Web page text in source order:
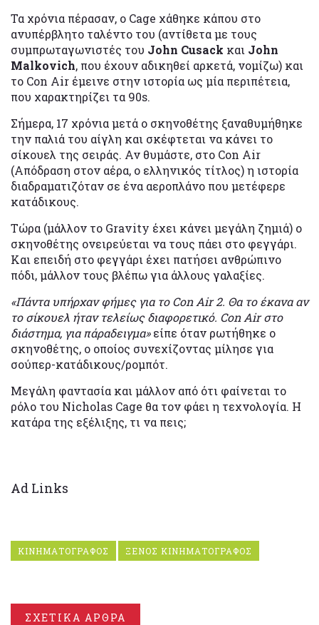
Τα χρόνια πέρασαν, ο Cage χάθηκε κάπου στο
ανυπέρβλητο ταλέντο του (αντίθετα με τους
συμπρωταγωνιστές του John Cusack και John
Malkovich, που έχουν αδικηθεί αρκετά, νομίζω) και
το Con Air έμεινε στην ιστορία ως μία περιπέτεια,
που χαρακτηρίζει τα 90s.
Σήμερα, 17 χρόνια μετά ο σκηνοθέτης ξαναθυμήθηκε
την παλιά του αίγλη και σκέφτεται να κάνει το
σίκουελ της σειράς. Αν θυμάστε, στο Con Air
(Απόδραση στον αέρα, ο ελληνικός τίτλος) η ιστορία
διαδραματιζόταν σε ένα αεροπλάνο που μετέφερε
κατάδικους.
Τώρα (μάλλον το Gravity έχει κάνει μεγάλη ζημιά) ο
σκηνοθέτης ονειρεύεται να τους πάει στο φεγγάρι.
Και επειδή στο φεγγάρι έχει πατήσει ανθρώπινο
πόδι, μάλλον τους βλέπω για άλλους γαλαξίες.
«Πάντα υπήρχαν φήμες για το Con Air 2. Θα το έκανα αν
το σίκουελ ήταν τελείως διαφορετικό. Con Air στο
διάστημα, για πάραδειγμα»είπε όταν ρωτήθηκε ο
σκηνοθέτης, ο οποίος συνεχίζοντας μίλησε για
σούπερ-κατάδικους/ρομπότ.
Μεγάλη φαντασία και μάλλον από ότι φαίνεται το
ρόλο του Nicholas Cage θα τον φάει η τεχνολογία. Η
κατάρα της εξέλιξης, τι να πεις;
Ad Links
ΚΙΝΗΜΑΤΟΓΡΑΦΟΣ ΞΕΝΟΣ ΚΙΝΗΜΑΤΟΓΡΑΦΟΣ
ΣΧΕΤΙΚΑ ΑΡΘΡΑ